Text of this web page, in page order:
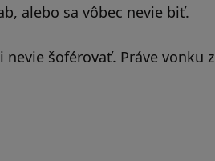
alebo sa vôbec nevie biť.
šoférovať. Práve vonku